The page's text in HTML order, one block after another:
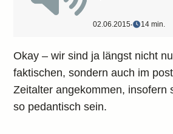
02.06.2015‧ 14 min.
Okay – wir sind ja längst nicht
faktischen, sondern auch im
Zeitalter angekommen, insofern
so pedantisch sein.